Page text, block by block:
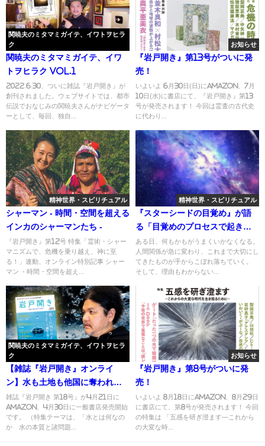
関暁夫のミタマミガイテ、イワトヲヒラ
ク
関暁夫のミタマミガイテ、イワ
トヲヒラク Vol.1
2022.6.30、ついに雑誌『岩戸開き』が
創刊されました。ウェブサイトでは、都市
伝説でおなじみの関暁夫さんがナビゲータ
ーとして、毎回、独自...
お知らせ
『岩戸開き』第13号がついに発
売！
いよいよ 6月30日(日)にAmazon、7月
10日(水)に書店にて、『岩戸開き』第13
号が発売されます！ 今回は霊査の古代史
に代わり...
精神世界・スピリチュアル
シャーマン - 時間・空間を超える
インカのシャーマンたち -
『岩戸開き』第12号 特集「霊術・シャー
マニズムで、危機を乗り越え、神に至
る！」連動、オンライン特別記事 シャー
マン - 時間・空間を超え...
精神世界・スピリチュアル
『スターシードの目覚め』が語
る「目覚めのプロセスで起きる5
つのサイン」
ある日、何もかもがうまくいかなくなる。
人間関係が急に変わり、これまで大切にし
てきたものが手からこぼれ落ちていく。
そして、理由もわからない...
関暁夫のミタマミガイテ、イワトヲヒラ
ク
【雑誌『岩戸開き』オンライ
ン】水も土地も他国に奪われて
いく日本に誰がした？ 日本国
のスクラップ＆ビルドが唯一の
道 関暁夫のミタマミガイテ、
雑誌『岩戸開き 第18号』が4月21日に
amazon、4月30日に一般書店発売開始
です。 （特集テーマは、「水とは何なの
か 水の本質と諸問題...
お知らせ
『岩戸開き』第8号がついに発
売！
いよいよ 8月18日にAmazon、8月29日
に書店にて、第8号が発売されます！ 今回
の特集は 「五感を研ぎ澄ます―これから
の大変な時...